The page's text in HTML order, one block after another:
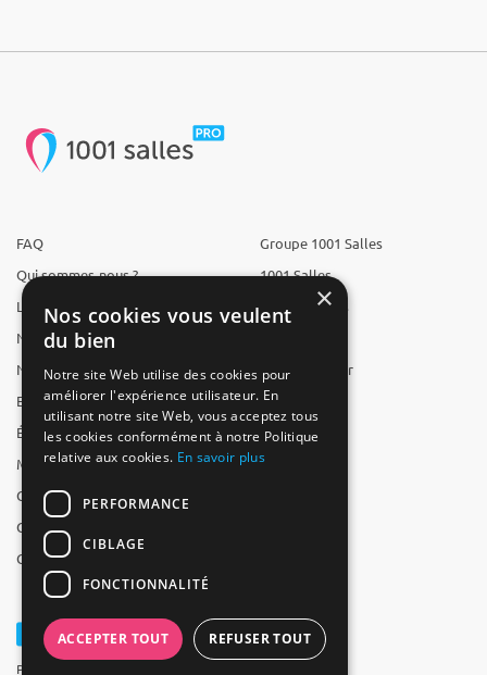
FAQ
Qui sommes-nous ?
L'équipe
Nous recrutons
Nos partenaires
Espace presse
Études
Mentions légales
CGV
CGU
Contact
Groupe 1001 Salles
1001 Salles
1001 Traiteurs
Reserverunbar
MP2
Powered by Groupe 1001Salles
×
Nos cookies vous veulent
du bien
Notre site Web utilise des cookies pour
améliorer l'expérience utilisateur. En
utilisant notre site Web, vous acceptez tous
les cookies conformément à notre Politique
relative aux cookies. En savoir plus
PERFORMANCE
CIBLAGE
FONCTIONNALITÉ
ACCEPTER TOUT REFUSER TOUT